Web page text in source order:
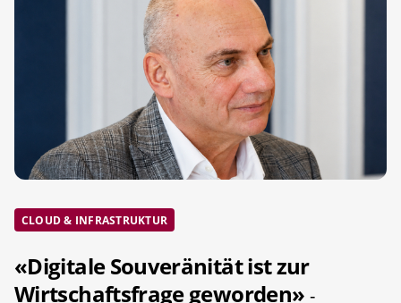
CLOUD & INFRASTRUKTUR
«Digitale Souveränität ist zur
Wirtschaftsfrage geworden» -